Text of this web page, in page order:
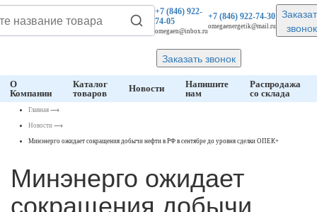
+7 (846)922-
74-05
omegaen@inbox.ru
+7 (846)922-74-30
omegaenergetik@mail.ru
звонок
Заказать звонок
О
Компании
Каталог
товаров
Новости
Напишите
нам
Распродажа
со склада
Главная ⟶
Новости ⟶
Минэнерго ожидает сокращения добычи нефти в РФ в сентябре до уровня сделки ОПЕК+
Минэнерго ожидает
сокращения добычи